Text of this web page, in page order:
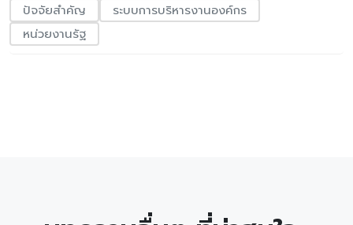
ปัจจัยสำคัญ
ระบบการบริหารงานองค์กร
หน่วยงานรัฐ